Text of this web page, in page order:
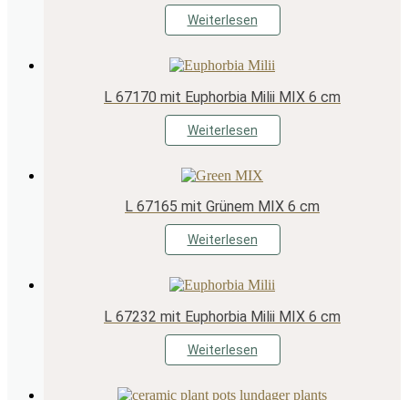
Weiterlesen
L 67170 mit Euphorbia Milii MIX 6 cm
Weiterlesen
L 67165 mit Grünem MIX 6 cm
Weiterlesen
L 67232 mit Euphorbia Milii MIX 6 cm
Weiterlesen